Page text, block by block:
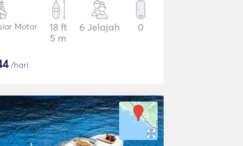
Motor
18 ft
5 m
6 Jelajah 0
/hari